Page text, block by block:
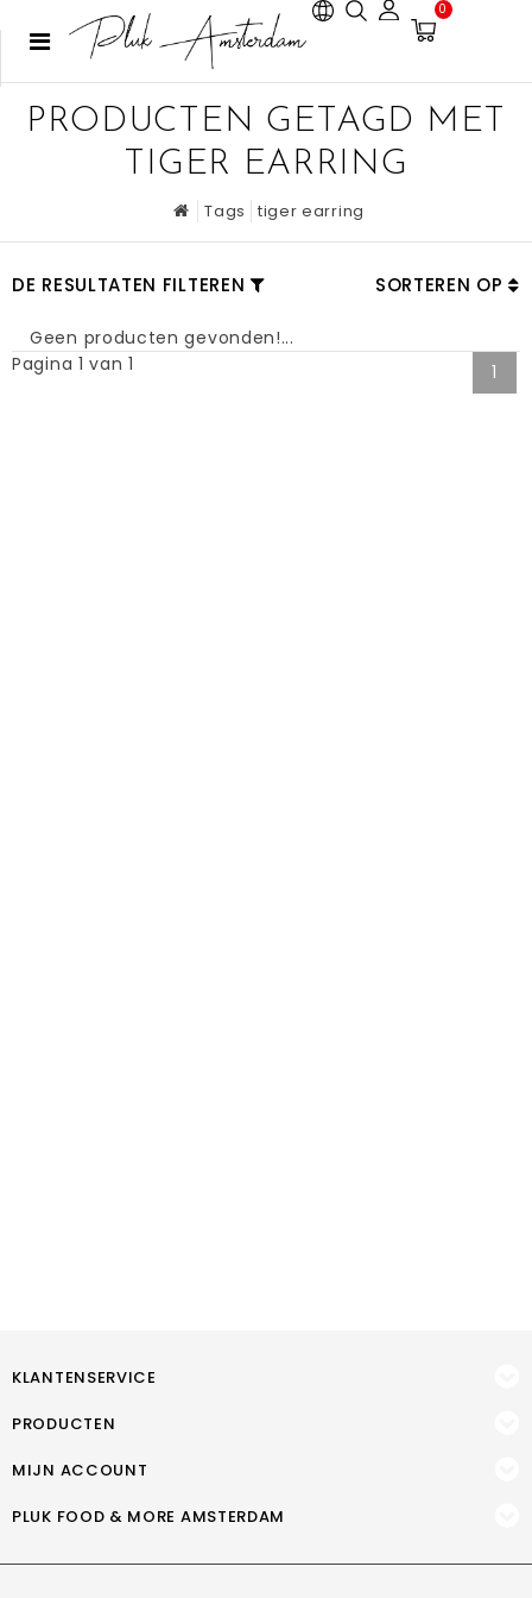
0
PRODUCTEN GETAGD MET
TIGER EARRING
Tags tiger earring
DE RESULTATEN FILTEREN SORTEREN OP
Geen producten gevonden!...
Pagina 1 van 1
1
KLANTENSERVICE
PRODUCTEN
MIJN ACCOUNT
PLUK FOOD & MORE AMSTERDAM